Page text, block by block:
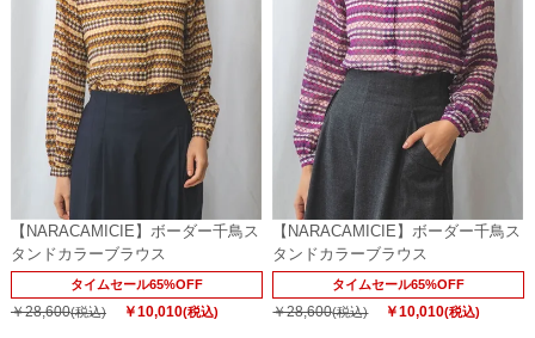
【NARACAMICIE】ボーダー千鳥ス
タンドカラーブラウス
タイムセール65%OFF
￥28,600(税込) ￥10,010(税込)
【NARACAMICIE】ボーダー千鳥ス
タンドカラーブラウス
タイムセール65%OFF
￥28,600(税込) ￥10,010(税込)